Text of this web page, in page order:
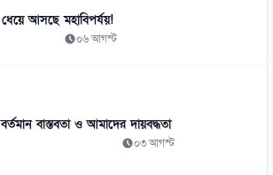
আসছে মহাবিপর্যয়!
০৬ আগস্ট
বাস্তবতা ও আমাদের দায়বদ্ধতা
০৩ আগস্ট